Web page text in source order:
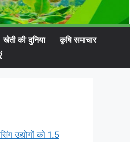
खेती की दुनिया
कृषि समाचार
उद्योगों को 1.5